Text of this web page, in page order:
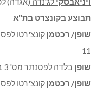
תבוצע בקונצרט בת"א
שופן/ רכטמן
11
שופן בלדה לפסנתר מס' 3 בלה במול מז'ור, אופ' 47
שופן/ רכטמן